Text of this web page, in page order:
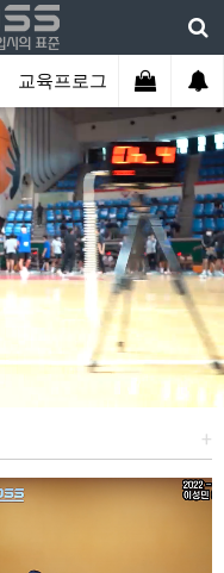
교육프로그램 학생관리
+